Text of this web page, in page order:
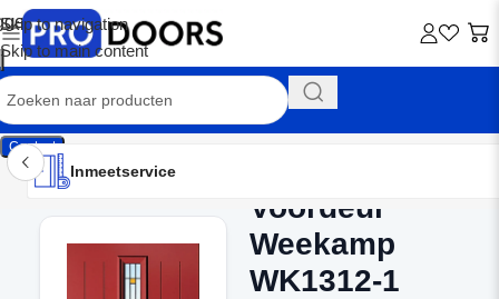
Skip to navigation
Skip to main content
Contact
Inmeetservice
Montageservice
Advies op maat
Showroom
Inmeetservice
Voordeur
Weekamp
WK1312-1